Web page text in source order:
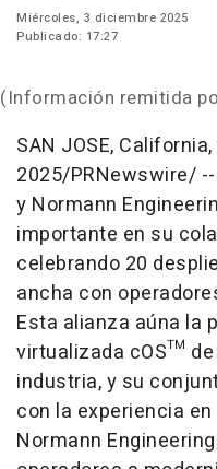
Miércoles, 3 diciembre 2025
Publicado: 17:27
(Información remitida
SAN JOSE, California
2025/PRNewswire/ --
y Normann
importante en su
celebrando 20
ancha con
Esta alianza aúna la
virtualizada cOS™
industria, y su
con la experiencia
Normann